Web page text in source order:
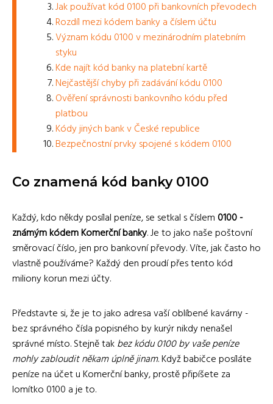
Jak používat kód 0100 při bankovních převodech
Rozdíl mezi kódem banky a číslem účtu
Význam kódu 0100 v mezinárodním platebním
styku
Kde najít kód banky na platební kartě
Nejčastější chyby při zadávání kódu 0100
Ověření správnosti bankovního kódu před
platbou
Kódy jiných bank v České republice
Bezpečnostní prvky spojené s kódem 0100
Co znamená kód banky 0100
Každý, kdo někdy posílal peníze, se setkal s číslem 0100 -
známým kódem Komerční banky. Je to jako naše poštovní
směrovací číslo, jen pro bankovní převody. Víte, jak často ho
vlastně používáme? Každý den proudí přes tento kód
miliony korun mezi účty.
Představte si, že je to jako adresa vaší oblíbené kavárny -
bez správného čísla popisného by kurýr nikdy nenašel
správné místo. Stejně takbez kódu 0100 by vaše peníze
mohly zabloudit někam úplně jinam. Když babičce posíláte
peníze na účet u Komerční banky, prostě připíšete za
lomítko 0100 a je to.